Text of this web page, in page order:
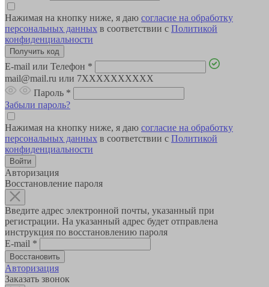
Нажимая на кнопку ниже, я даю согласие на обработку
персональных данных в соответствии с Политикой
конфиденциальности
E-mail или Телефон *
mail@mail.ru или 7XXXXXXXXXX
Пароль *
Забыли пароль?
Нажимая на кнопку ниже, я даю согласие на обработку
персональных данных в соответствии с Политикой
конфиденциальности
Авторизация
Восстановление пароля
Введите адрес электронной почты, указанный при
регистрации. На указанный адрес будет отправлена
инструкция по восстановлению пароля
E-mail *
Авторизация
Заказать звонок